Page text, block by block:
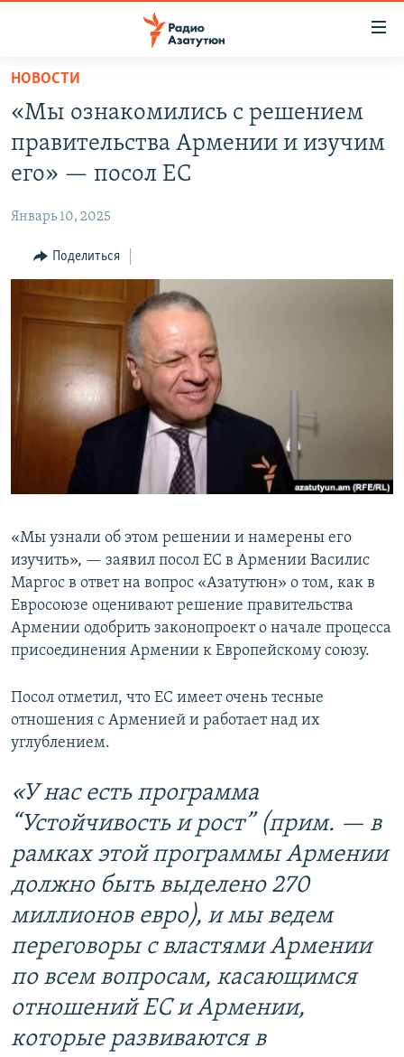
Перейти
основному
содержанию
Перейти
основной
навигации
Перейти
поиску
ПОЛИТИКА
ЭКОНОМИКА
РЕГИОН
НАГОРНЫЙ КАРАБАХ
КУЛЬТУРА
СПОРТ
АРХИВ
Հայերեն
Все сайты Радио Азатутюн
НОВОСТИ
«Мы ознакомились с решением
правительства Армении и изучим
его» — посол ЕС
Январь 10, 2025
Поделиться
«Мы узнали об этом решении и намерены его
изучить», — заявил посол ЕС в Армении Василис
Маргос в ответ на вопрос «Азатутюн» о том, как в
Евросоюзе оценивают решение правительства
Армении одобрить законопроект о начале процесса
присоединения Армении к Европейскому союзу.
Посол отметил, что ЕС имеет очень тесные
отношения с Арменией и работает над их
углублением.
«У нас есть программа
“Устойчивость и рост” (прим. — в
рамках этой программы Армении
должно быть выделено 270
миллионов евро), и мы ведем
переговоры с властями Армении
по всем вопросам, касающимся
отношений ЕС и Армении,
которые развиваются в